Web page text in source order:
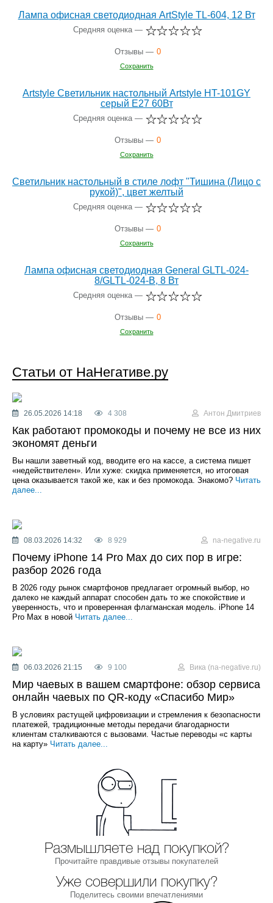
Лампа офисная светодиодная ArtStyle TL-604, 12 Вт
Средняя оценка —
Отзывы — 0
Сохранить
Artstyle Светильник настольный Artstyle HT-101GY
серый E27 60Вт
Средняя оценка —
Отзывы — 0
Сохранить
Светильник настольный в стиле лофт "Тишина (Лицо с
рукой)", цвет желтый
Средняя оценка —
Отзывы — 0
Сохранить
Лампа офисная светодиодная General GLTL-024-
8/GLTL-024-B, 8 Вт
Средняя оценка —
Отзывы — 0
Сохранить
Статьи от НаНегативе.ру
26.05.2026 14:18 4 308 Антон Дмитриев
Как работают промокоды и почему не все из них
экономят деньги
Вы нашли заветный код, вводите его на кассе, а система пишет
«недействителен». Или хуже: скидка применяется, но итоговая
цена оказывается такой же, как и без промокода. Знакомо? Читать
далее...
08.03.2026 14:32 8 929 na-negative.ru
Почему iPhone 14 Pro Max до сих пор в игре:
разбор 2026 года
В 2026 году рынок смартфонов предлагает огромный выбор, но
далеко не каждый аппарат способен дать то же спокойствие и
уверенность, что и проверенная флагманская модель. iPhone 14
Pro Max в новой Читать далее...
06.03.2026 21:15 9 100 Вика (na-negative.ru)
Мир чаевых в вашем смартфоне: обзор сервиса
онлайн чаевых по QR-коду «Спасибо Мир»
В условиях растущей цифровизации и стремления к безопасности
платежей, традиционные методы передачи благодарности
клиентам сталкиваются с вызовами. Частые переводы «с карты
на карту» Читать далее...
Размышляете над покупкой?
Прочитайте правдивые отзывы покупателей
Уже совершили покупку?
Поделитесь своими впечатлениями